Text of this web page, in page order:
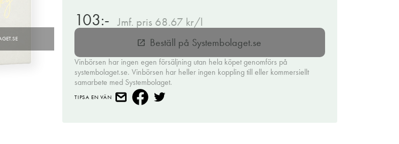
103:- Jmf. pris 68.67 kr/l
open_in_new Beställ på Systembolaget.se
Vinbörsen har ingen egen försäljning utan hela köpet genomförs på
systembolaget.se. Vinbörsen har heller ingen koppling till eller kommersiellt
samarbete med Systembolaget.
TIPSA EN VÄN